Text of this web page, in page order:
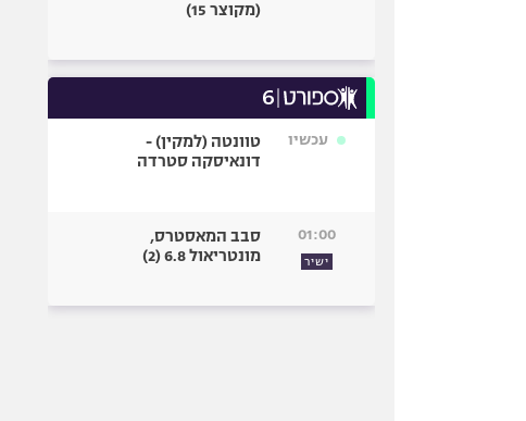
(מקוצר 15)
עכשיו
טוונטה (למקין) -
דונאיסקה סטרדה
01:00
ישיר
סבב המאסטרס,
מונטריאול 6.8 (2)